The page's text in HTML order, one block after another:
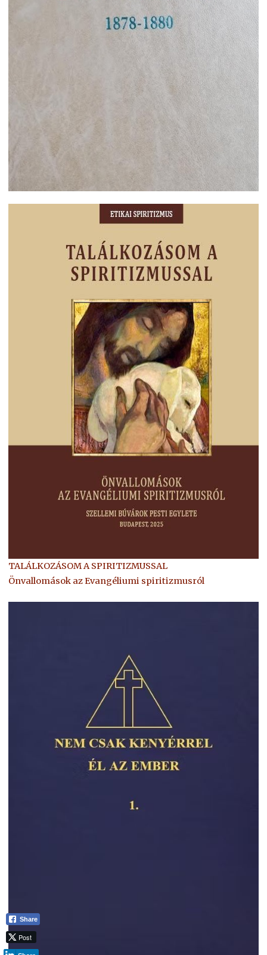
TALÁLKOZÁSOM A SPIRITIZMUSSAL
Önvallomások az Evangéliumi spiritizmusról
Share
Post